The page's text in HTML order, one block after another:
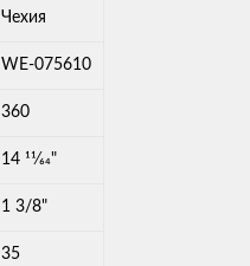
Чехия
WE-075610
360
14 11⁄64"
1 3/8"
35